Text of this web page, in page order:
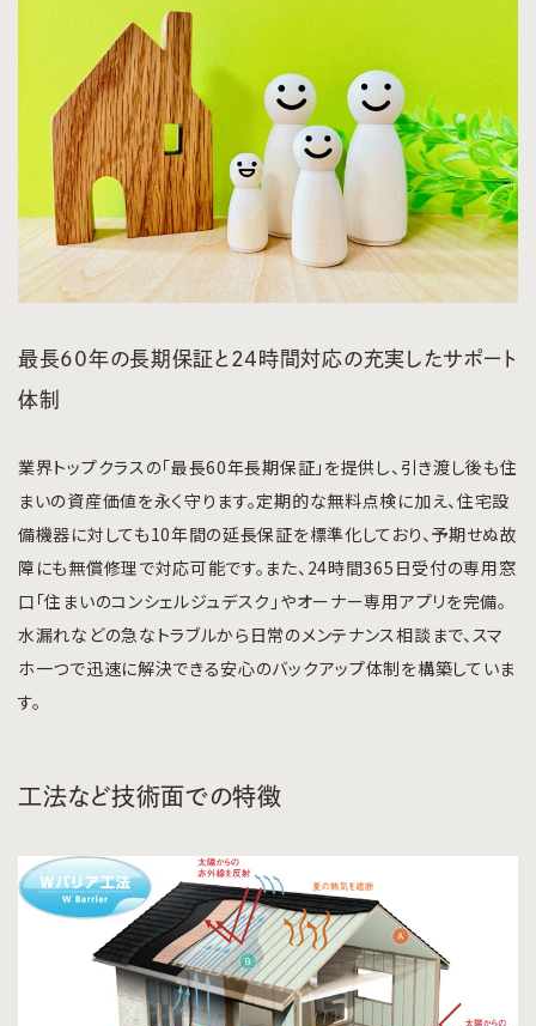
最長60年の長期保証と24時間対応の充実したサポート
体制
業界トップクラスの「最長60年長期保証」を提供し、引き渡し後も住
まいの資産価値を永く守ります。定期的な無料点検に加え、住宅設
備機器に対しても10年間の延長保証を標準化しており、予期せぬ故
障にも無償修理で対応可能です。また、24時間365日受付の専用窓
口「住まいのコンシェルジュデスク」やオーナー専用アプリを完備。
水漏れなどの急なトラブルから日常のメンテナンス相談まで、スマ
ホ一つで迅速に解決できる安心のバックアップ体制を構築していま
す。
工法など技術面での特徴